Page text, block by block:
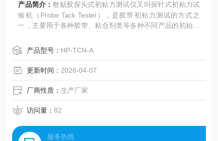
产品简介： 敷贴胶探头式初粘力测试仪又叫探针式初粘力试
验机（Probe Tack Tester），是胶带初粘力测试的方式之
一，主要用于各种胶带、粘合剂类等各种不同产品的初始粘
各类研究机构、胶粘剂企业、不干胶等检验检疫机构等。
产品型号： HP-TCN-A
更新时间： 2026-04-07
厂商性质：生产厂家
访问量：82
服务热线